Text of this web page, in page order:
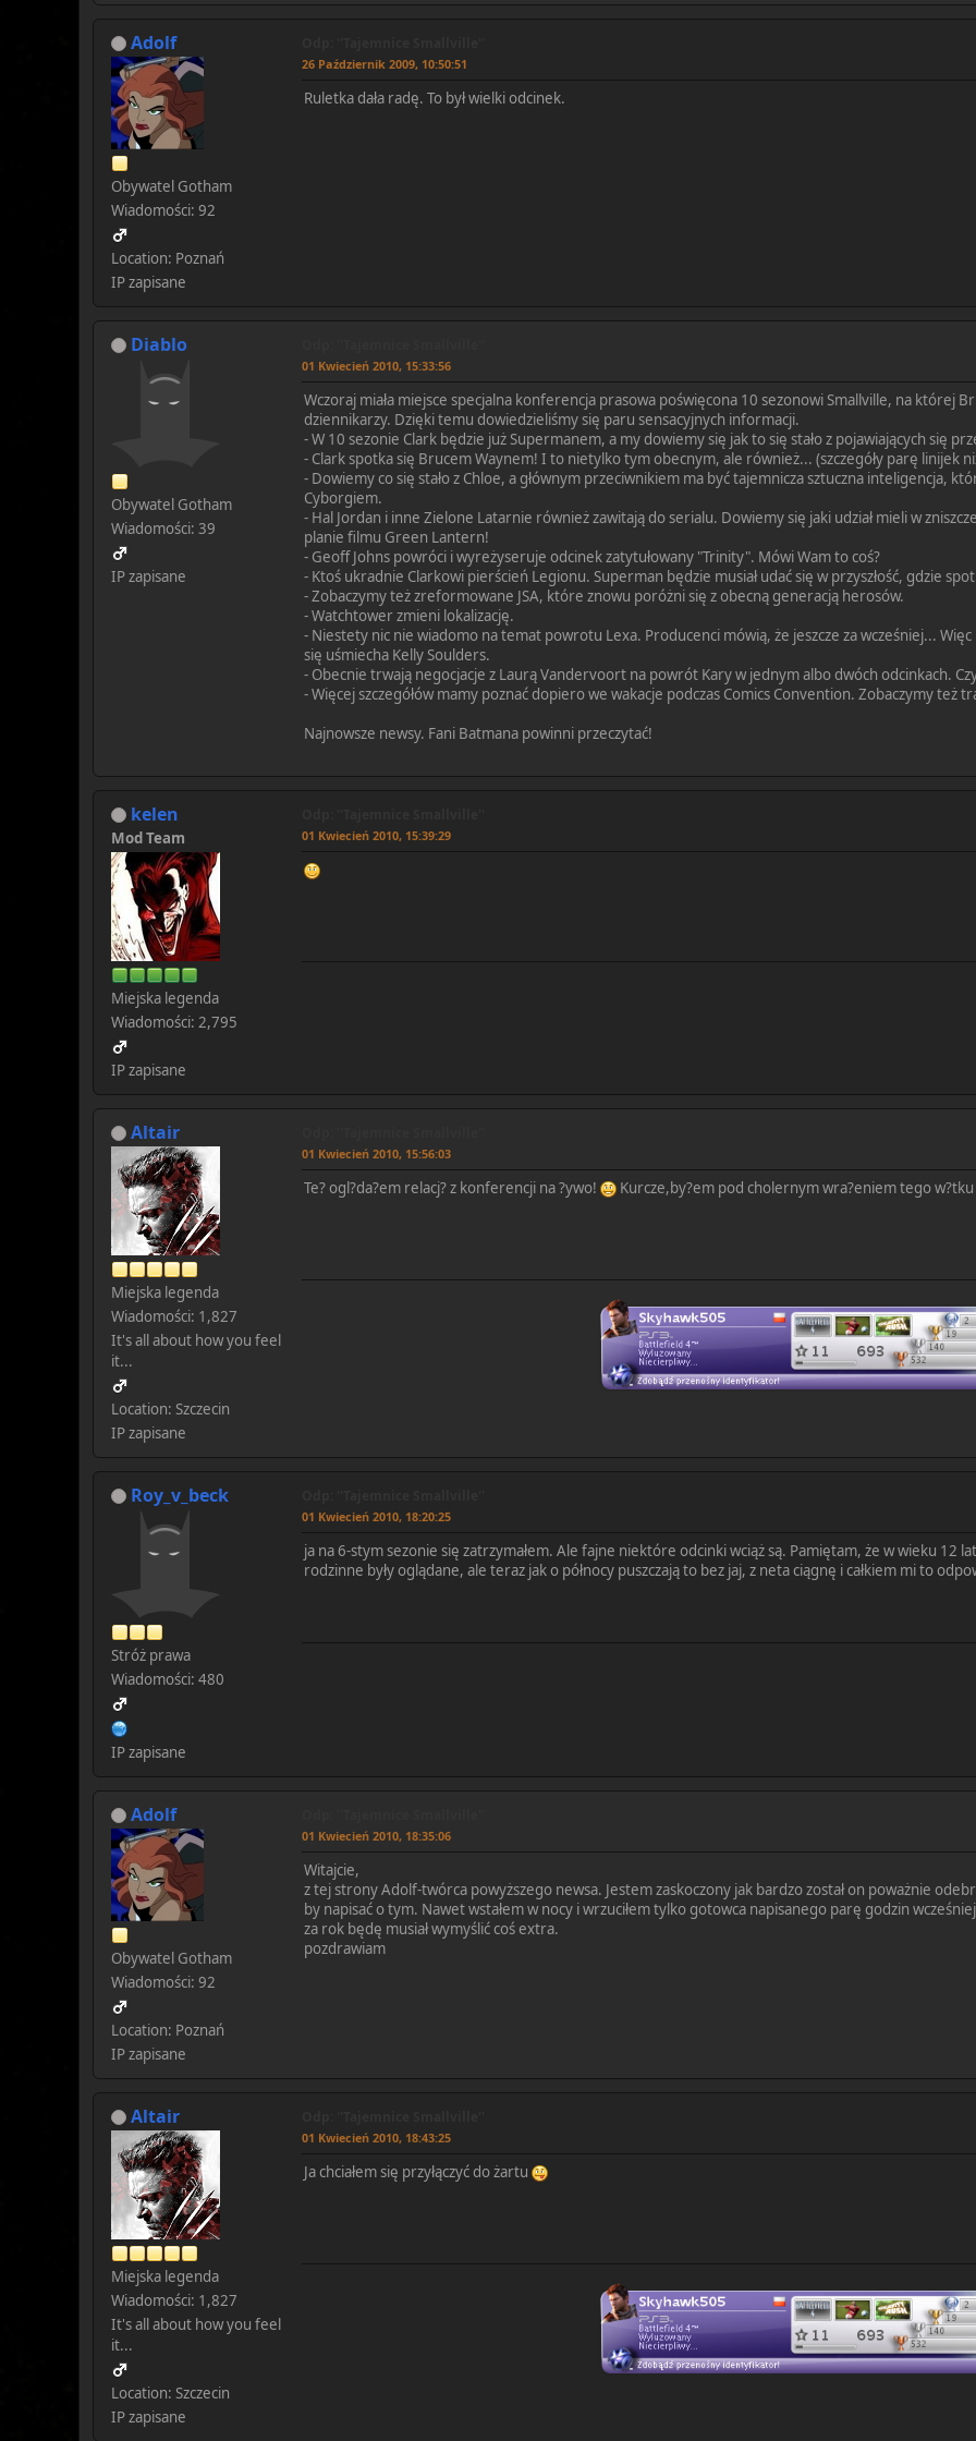
Adolf
Obywatel Gotham
Wiadomości: 92
Location: Poznań
IP zapisane
26 Październik 2009, 10:50:51
Ruletka dała radę. To był wielki odcinek.
Diablo
Obywatel Gotham
Wiadomości: 39
IP zapisane
01 Kwiecień 2010, 15:33:56
Wczoraj miała miejsce specjalna konferencja prasowa poświęcona 10 sezonowi Smallville, na której
dziennikarzy. Dzięki temu dowiedzieliśmy się paru sensacyjnych informacji.
- W 10 sezonie Clark będzie już Supermanem, a my dowiemy się jak to się stało z pojawiających się
- Clark spotka się Brucem Waynem! I to nietylko tym obecnym, ale również... (szczegóły parę linijek
- Dowiemy co się stało z Chloe, a głównym przeciwnikiem ma być tajemnicza sztuczna inteligencja,
Cyborgiem.
- Hal Jordan i inne Zielone Latarnie również zawitają do serialu. Dowiemy się jaki udział mieli w
planie filmu Green Lantern!
- Geoff Johns powróci i wyreżyseruje odcinek zatytułowany "Trinity". Mówi Wam to coś?
- Ktoś ukradnie Clarkowi pierścień Legionu. Superman będzie musiał udać się w przyszłość, gdzie
- Zobaczymy też zreformowane JSA, które znowu poróżni się z obecną generacją herosów.
- Watchtower zmieni lokalizację.
- Niestety nic nie wiadomo na temat powrotu Lexa. Producenci mówią, że jeszcze za wcześniej... Więc
się uśmiecha Kelly Soulders.
- Obecnie trwają negocjacje z Laurą Vandervoort na powrót Kary w jednym albo dwóch odcinkach.
- Więcej szczegółów mamy poznać dopiero we wakacje podczas Comics Convention. Zobaczymy też
Najnowsze newsy. Fani Batmana powinni przeczytać!
kelen
Mod Team
Miejska legenda
Wiadomości: 2,795
IP zapisane
01 Kwiecień 2010, 15:39:29
Altair
Miejska legenda
Wiadomości: 1,827
It's all about how you feel
it...
Location: Szczecin
IP zapisane
01 Kwiecień 2010, 15:56:03
Te? ogl?da?em relacj? z konferencji na ?ywo! Kurcze,by?em pod cholernym wra?eniem tego
Roy_v_beck
Stróż prawa
Wiadomości: 480
IP zapisane
01 Kwiecień 2010, 18:20:25
ja na 6-stym sezonie się zatrzymałem. Ale fajne niektóre odcinki wciąż są. Pamiętam, że w wieku 12
rodzinne były oglądane, ale teraz jak o północy puszczają to bez jaj, z neta ciągnę i całkiem mi to
Adolf
Obywatel Gotham
Wiadomości: 92
Location: Poznań
IP zapisane
01 Kwiecień 2010, 18:35:06
Witajcie,
z tej strony Adolf-twórca powyższego newsa. Jestem zaskoczony jak bardzo został on poważnie
by napisać o tym. Nawet wstałem w nocy i wrzuciłem tylko gotowca napisanego parę godzin
za rok będę musiał wymyślić coś extra.
pozdrawiam
Altair
Miejska legenda
Wiadomości: 1,827
It's all about how you feel
it...
Location: Szczecin
IP zapisane
01 Kwiecień 2010, 18:43:25
Ja chciałem się przyłączyć do żartu